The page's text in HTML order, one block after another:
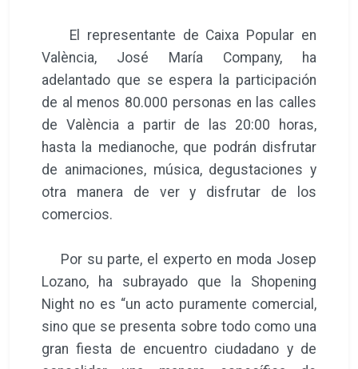
El representante de Caixa Popular en
València, José María Company, ha
adelantado que se espera la participación
de al menos 80.000 personas en las calles
de València a partir de las 20:00 horas,
hasta la medianoche, que podrán disfrutar
de animaciones, música, degustaciones y
otra manera de ver y disfrutar de los
comercios.
Por su parte, el experto en moda Josep
Lozano, ha subrayado que la Shopening
Night no es “un acto puramente comercial,
sino que se presenta sobre todo como una
gran fiesta de encuentro ciudadano y de